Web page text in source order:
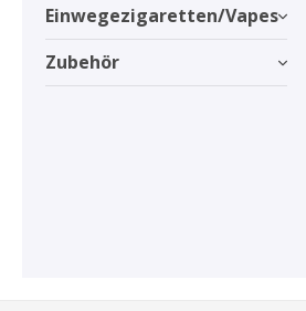
Einwegezigaretten/Vapes
Zubehör